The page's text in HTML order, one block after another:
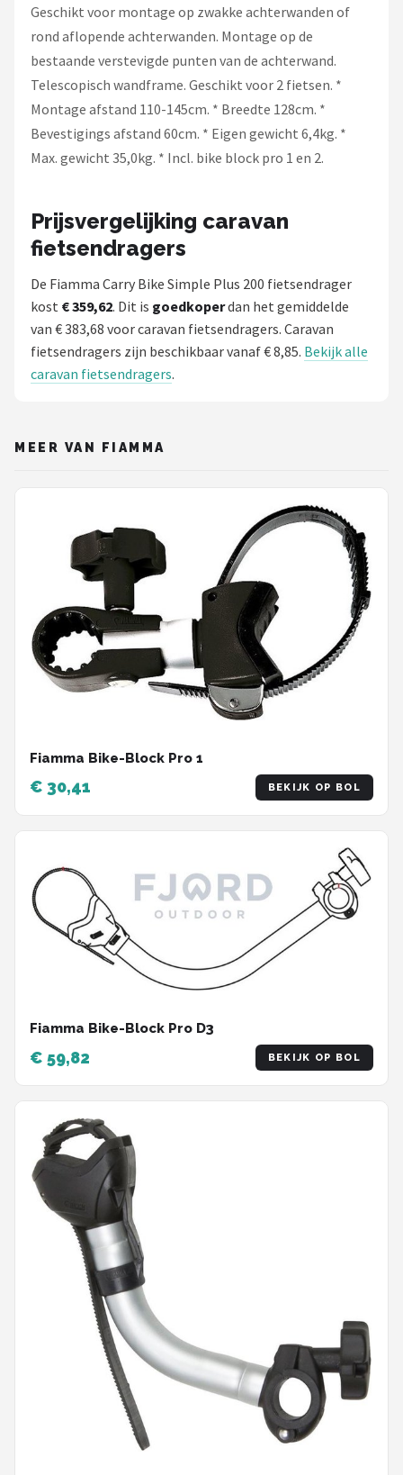
Alle merken →
Geschikt voor montage op zwakke achterwanden of
rond aflopende achterwanden. Montage op de
bestaande verstevigde punten van de achterwand.
Telescopisch wandframe. Geschikt voor 2 fietsen. *
Montage afstand 110-145cm. * Breedte 128cm. *
Bevestigings afstand 60cm. * Eigen gewicht 6,4kg. *
Max. gewicht 35,0kg. * Incl. bike block pro 1 en 2.
Prijsvergelijking caravan
fietsendragers
De Fiamma Carry Bike Simple Plus 200 fietsendrager
kost € 359,62. Dit is goedkoperdan het gemiddelde
van € 383,68 voor caravan fietsendragers. Caravan
fietsendragers zijn beschikbaar vanaf € 8,85. Bekijk alle
caravan fietsendragers.
MEER VAN FIAMMA
Fiamma Bike-Block Pro 1
€ 30,41 BEKIJK OP BOL
Fiamma Bike-Block Pro D3
€ 59,82 BEKIJK OP BOL